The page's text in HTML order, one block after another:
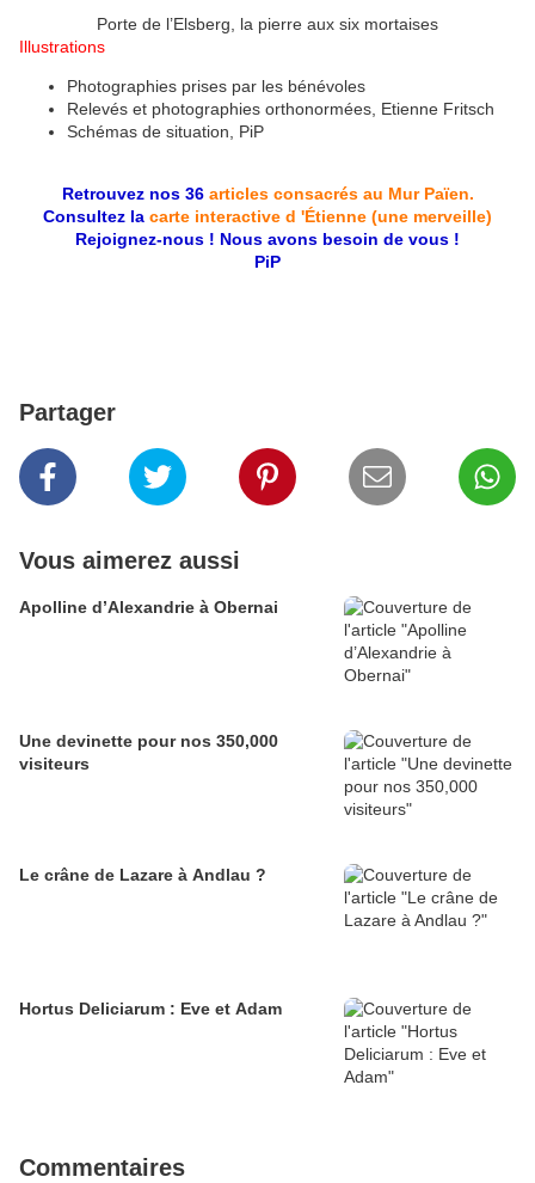
Porte de l’Elsberg, la pierre aux six mortaises
Illustrations
Photographies prises par les bénévoles
Relevés et photographies orthonormées, Etienne Fritsch
Schémas de situation, PiP
Retrouvez nos 36 articles consacrés au Mur Païen.
Consultez la carte interactive d 'Étienne (une merveille)
Rejoignez-nous ! Nous avons besoin de vous !
PiP
Partager
Vous aimerez aussi
Apolline d’Alexandrie à Obernai
Une devinette pour nos 350,000
visiteurs
Le crâne de Lazare à Andlau ?
Hortus Deliciarum : Eve et Adam
Commentaires